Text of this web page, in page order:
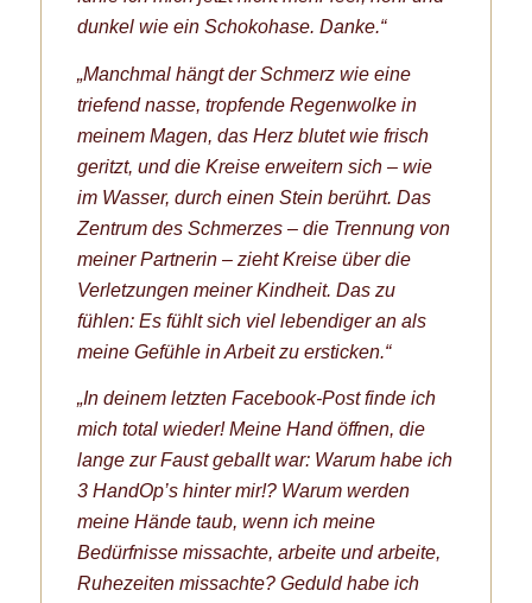
dunkel wie ein Schokohase. Danke.“
„Manchmal hängt der Schmerz wie eine
triefend nasse, tropfende Regenwolke in
meinem Magen, das Herz blutet wie frisch
geritzt, und die Kreise erweitern sich – wie
im Wasser, durch einen Stein berührt. Das
Zentrum des Schmerzes – die Trennung von
meiner Partnerin – zieht Kreise über die
Verletzungen meiner Kindheit. Das zu
fühlen: Es fühlt sich viel lebendiger an als
meine Gefühle in Arbeit zu ersticken.“
„In deinem letzten Facebook-Post finde ich
mich total wieder! Meine Hand öffnen, die
lange zur Faust geballt war: Warum habe ich
3 HandOp’s hinter mir!? Warum werden
meine Hände taub, wenn ich meine
Bedürfnisse missachte, arbeite und arbeite,
Ruhezeiten missachte? Geduld habe ich